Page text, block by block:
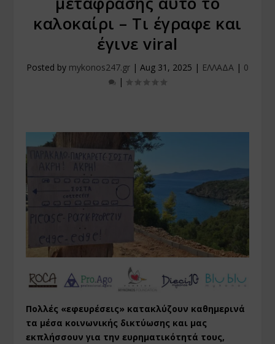
καλοκαίρι – Τι έγραφε και
έγινε viral
Posted by mykonos247.gr | Aug 31, 2025 | ΕΛΛΑΔΑ | 0
|
Πολλές «εφευρέσεις» κατακλύζουν καθημερινά
τα μέσα κοινωνικής δικτύωσης και μας
εκπλήσσουν για την ευρηματικότητά τους,